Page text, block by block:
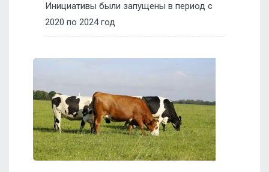
Инициативы были запущены в период с
2020 по 2024 год